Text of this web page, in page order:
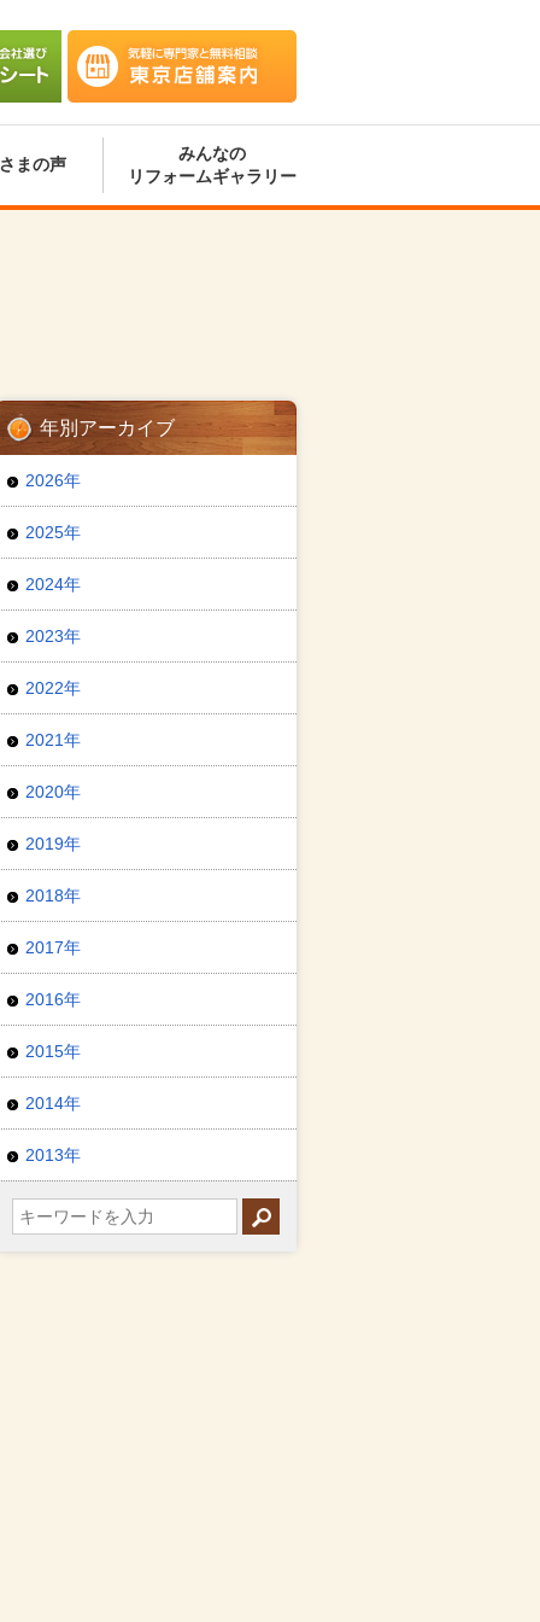
店舗案内
まの声
みんなの
リフォームギャラリー
年別アーカイブ
2026年
2025年
2024年
2023年
2022年
2021年
2020年
2019年
2018年
2017年
2016年
2015年
2014年
2013年